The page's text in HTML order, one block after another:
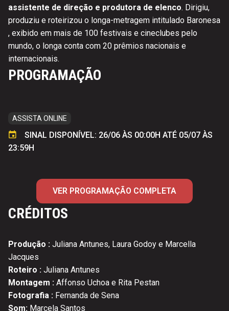
assistente de direção e produtora de elenco. Dirigiu,
produziu e roteirizou o longa-metragem intitulado Baronesa
, exibido em mais de 100 festivais e cineclubes pelo
mundo, o longa conta com 20 prêmios nacionais e
internacionais.
PROGRAMAÇÃO
ASSISTA ONLINE
SINAL DISPONÍVEL: 26/06 ÀS 00:00H ATÉ 05/07 ÀS
23:59H
VER PROGRAMAÇÃO COMPLETA
CRÉDITOS
Produção : Juliana Antunes, Laura Godoy e Marcella
Jacques
Roteiro : Juliana Antunes
Montagem : Affonso Uchoa e Rita Pestan
Fotografia : Fernanda de Sena
Som: Marcela Santos